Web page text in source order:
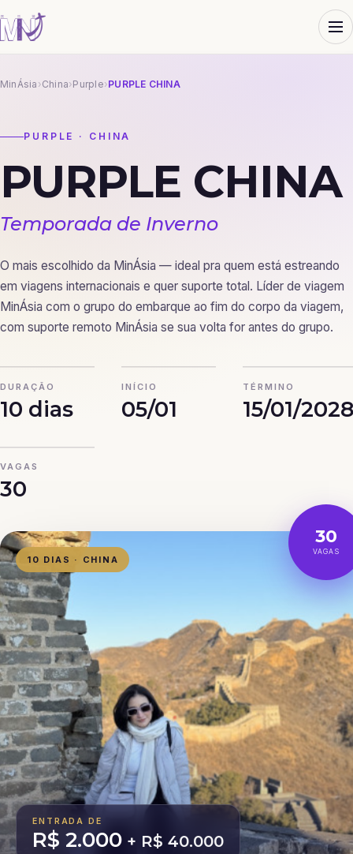
MinÁsia ›China›Purple›PURPLE CHINA
PURPLE · CHINA
PURPLE CHINA
Temporada de Inverno
O mais escolhido da MinÁsia — ideal pra quem está estreando
em viagens internacionais e quer suporte total. Líder de viagem
MinÁsia com o grupo do embarque ao fim do corpo da viagem,
com suporte remoto MinÁsia se sua volta for antes do grupo.
DURAÇÃO
10 dias
INÍCIO
05/01
TÉRMINO
15/01/2028
VAGAS
30
10 DIAS · CHINA
ENTRADA DE
R$ 2.000 + R$ 40.000
30
VAGAS